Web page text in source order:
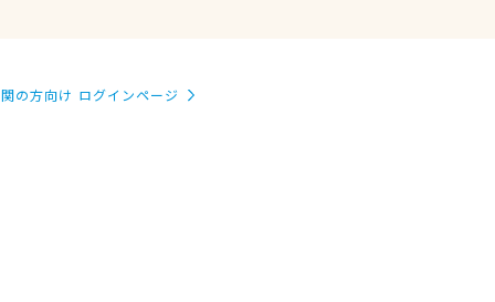
の方向け ログインページ